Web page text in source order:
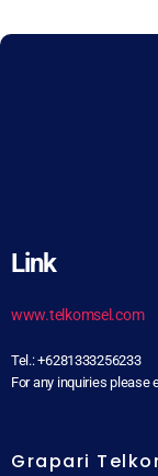
Link
www.telkomsel.com
Tel.: +6281333256233
For any inquiries
Grapari